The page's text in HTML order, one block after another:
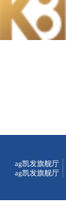
ag凯发旗舰厅
ag凯发旗舰厅